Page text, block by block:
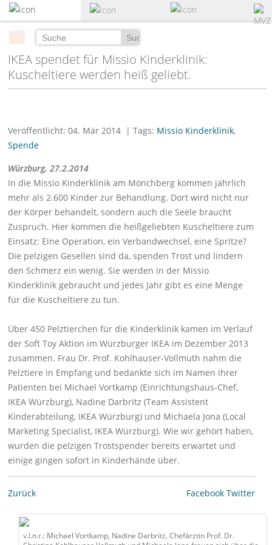
zum
Hauptinhalt
Suchen
IKEA spendet für Missio Kinderklinik:
Kuscheltiere werden heiß geliebt.
Veröffentlicht: 04. Mär 2014 | Tags: Missio Kinderklinik,
Spende
Würzburg, 27.2.2014
In die Missio Kinderklinik am Mönchberg kommen jährlich
mehr als 2.600 Kinder zur Behandlung. Dort wird nicht nur
der Körper behandelt, sondern auch die Seele braucht
Zuspruch. Hier kommen die heißgeliebten Kuscheltiere zum
Einsatz: Eine Operation, ein Verbandwechsel, eine Spritze?
Die pelzigen Gesellen sind da, spenden Trost und lindern
den Schmerz ein wenig. Sie werden in der Missio
Kinderklinik gebraucht und jedes Jahr gibt es eine Menge
für die Kuscheltiere zu tun.
Über 450 Pelztierchen für die Kinderklinik kamen im Verlauf
der Soft Toy Aktion im Würzburger IKEA im Dezember 2013
zusammen. Frau Dr. Prof. Kohlhauser-Vollmuth nahm die
Pelztiere in Empfang und bedankte sich im Namen ihrer
Patienten bei Michael Vortkamp (Einrichtungshaus-Chef,
IKEA Würzburg), Nadine Darbritz (Team Assistent
Kinderabteilung, IKEA Würzburg) und Michaela Jona (Local
Marketing Specialist, IKEA Würzburg). Wie wir gehört haben,
wurden die pelzigen Trostspender bereits erwartet und
einige gingen sofort in Kinderhände über.
Zurück Facebook Twitter
v.l.n.r.: Michael Vortkamp, Nadine Darbritz, Chefärztin Prof. Dr.